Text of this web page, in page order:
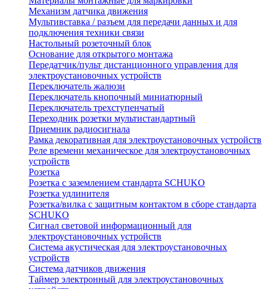
Механизм датчика движения
Мультивставка / разъем для передачи данных и для
подключения техники связи
Настольный розеточный блок
Основание для открытого монтажа
Передатчик/пульт дистанционного управления для
электроустановочных устройств
Переключатель жалюзи
Переключатель кнопочный миниатюрный
Переключатель трехступенчатый
Переходник розетки мультистандартный
Приемник радиосигнала
Рамка декоративная для электроустановочных устройств
Реле времени механическое для электроустановочных
устройств
Розетка
Розетка с заземлением стандарта SCHUKO
Розетка удлинителя
Розетка/вилка с защитным контактом в сборе стандарта
SCHUKO
Сигнал световой информационный для
электроустановочных устройств
Система акустическая для электроустановочных
устройств
Система датчиков движения
Таймер электронный для электроустановочных